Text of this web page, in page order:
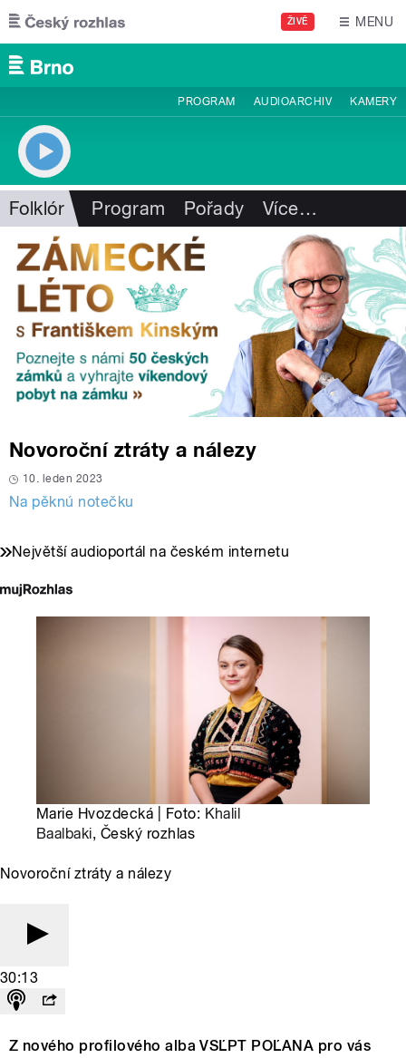
Přejít k hlavnímu obsahu
ŽIVĚ MENU
PROGRAM AUDIOARCHIV KAMERY
Folklór Program Pořady Více…
Novoroční ztráty a nálezy
10. leden 2023
Na pěknú notečku
Největší audioportál na českém internetu
Marie Hvozdecká | Foto: Khalil
Baalbaki, Český rozhlas
Novoroční ztráty a nálezy
30:13
Z nového profilového alba VSĽPT POĽANA pro vás